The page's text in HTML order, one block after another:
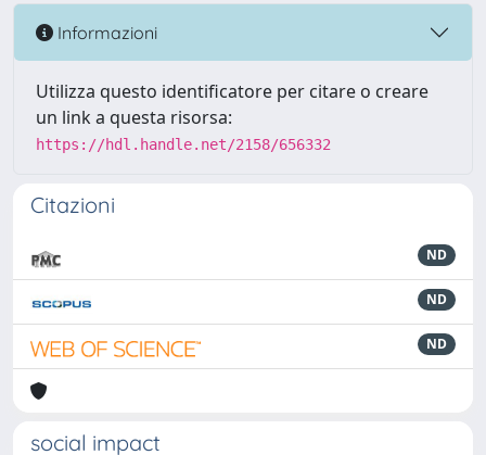
Informazioni
Utilizza questo identificatore per citare o creare
un link a questa risorsa:
https://hdl.handle.net/2158/656332
Citazioni
ND
ND
ND
social impact